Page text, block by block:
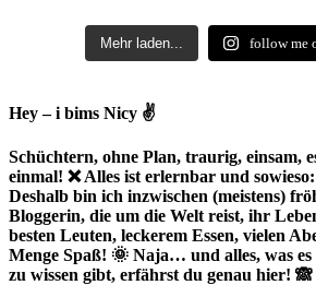
Mehr laden... follow me
Hey – i bims Nicy ✌
Schüchtern, ohne Plan, traurig, einsam,
einmal! ❌ Alles ist erlernbar und
Deshalb bin ich inzwischen (meistens)
Bloggerin, die um die Welt reist, ihr
besten Leuten, leckerem Essen, vielen
Menge Spaß! 🌞 Naja… und alles, was es
zu wissen gibt, erfährst du genau hier! 🙈